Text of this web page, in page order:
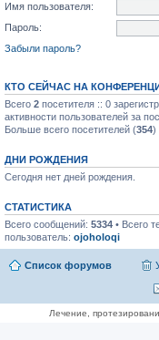
Имя пользователя:
Пароль:
Забыли пароль?
КТО СЕЙЧАС НА
Всего 2 посетителя :: 0
активности пользователей за
Больше всего посетителей (354)
ДНИ РОЖДЕНИЯ
Сегодня нет дней рождения.
СТАТИСТИКА
Всего сообщений: 5334 • Всего
пользователь: ojoholoqi
Список форумов
Лечение,